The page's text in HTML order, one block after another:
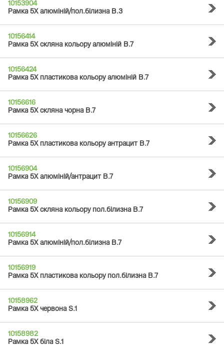
10153904
Рамка 5Х алюміній/пол.білизна B.3
10156414
Рамка 5Х скляна кольору алюміній B.7
10156424
Рамка 5Х пластикова кольору алюміній B.7
10156616
Рамка 5Х скляна чорна B.7
10156626
Рамка 5Х пластикова кольору антрацит B.7
10156904
Рамка 5Х алюміній/антрацит B.7
10156909
Рамка 5Х скляна кольору пол.білизна B.7
10156914
Рамка 5Х алюміній/пол.білизна B.7
10156919
Рамка 5Х пластикова кольору пол.білизна B.7
10158962
Рамка 5Х червона S.1
10158982
Рамка 5Х біла S.1